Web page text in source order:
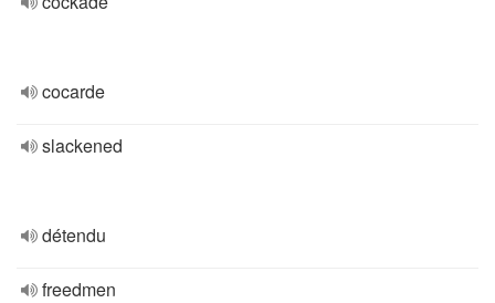
cocarde
slackened
détendu
freedmen